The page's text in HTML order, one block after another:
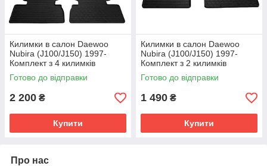
Килимки в салон Daewoo
Nubira (J100/J150) 1997-
Комплект з 4 килимків
Стінгрей
Готово до відправки
2 200 ₴
Купити
Килимки в салон Daewoo
Nubira (J100/J150) 1997-
Комплект з 2 килимків
Стінгрей
Готово до відправки
1 490 ₴
Купити
Про нас